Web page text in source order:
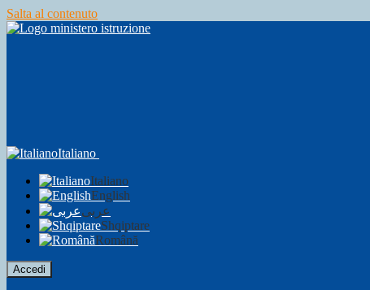
Salta al contenuto
Italiano
Italiano
English
عربى
Shqiptare
Română
Accedi